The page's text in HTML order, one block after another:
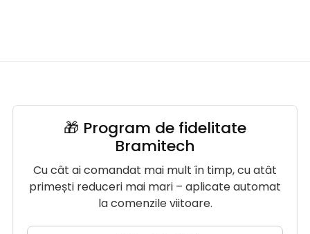
🎁 Program de fidelitate
Bramitech
Cu cât ai comandat mai mult în timp, cu atât
primești reduceri mai mari – aplicate automat
la comenzile viitoare.